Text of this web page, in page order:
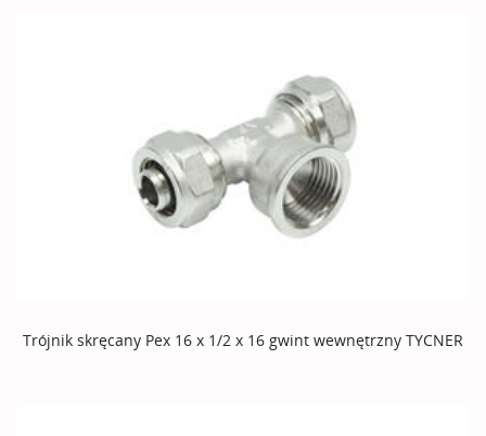
Trójnik skręcany Pex 16 x 1/2 x 16 gwint wewnętrzny TYCNER